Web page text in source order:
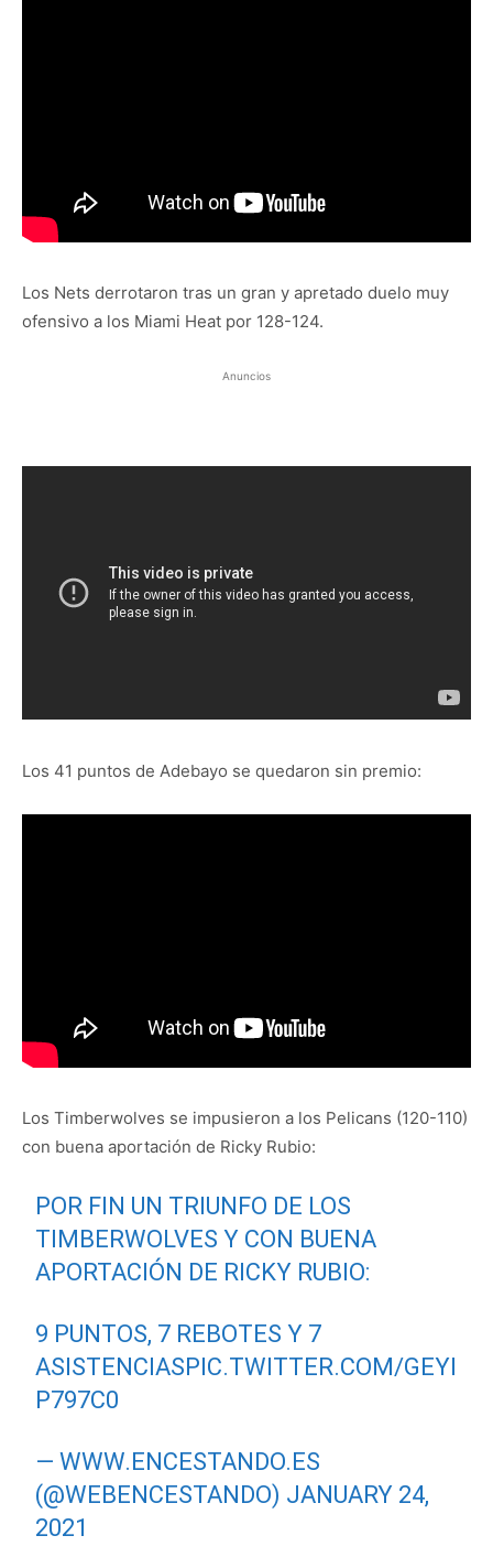
Los Nets derrotaron tras un gran y apretado duelo muy
ofensivo a los Miami Heat por 128-124.
Anuncios
Los 41 puntos de Adebayo se quedaron sin premio:
Los Timberwolves se impusieron a los Pelicans (120-110)
con buena aportación de Ricky Rubio:
POR FIN UN TRIUNFO DE LOS
TIMBERWOLVES Y CON BUENA
APORTACIÓN DE RICKY RUBIO:
9 PUNTOS, 7 REBOTES Y 7
ASISTENCIASPIC.TWITTER.COM/GEYI
P797C0
— WWW.ENCESTANDO.ES
(@WEBENCESTANDO) JANUARY 24,
2021